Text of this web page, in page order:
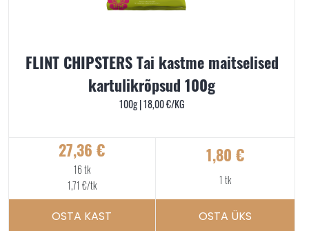
FLINT CHIPSTERS Tai kastme maitselised
kartulikrõpsud 100g
100g |18,00€/KG
27,36€
16 tk
1,71 €/tk
OSTA KAST
1,80 €
1 tk
OSTA ÜKS